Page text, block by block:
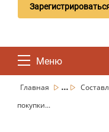
Меню
Главная ...
покупки...